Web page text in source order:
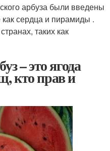
арбуза были введены
сердца и пирамиды .
таких как
– это ягода
кто прав и